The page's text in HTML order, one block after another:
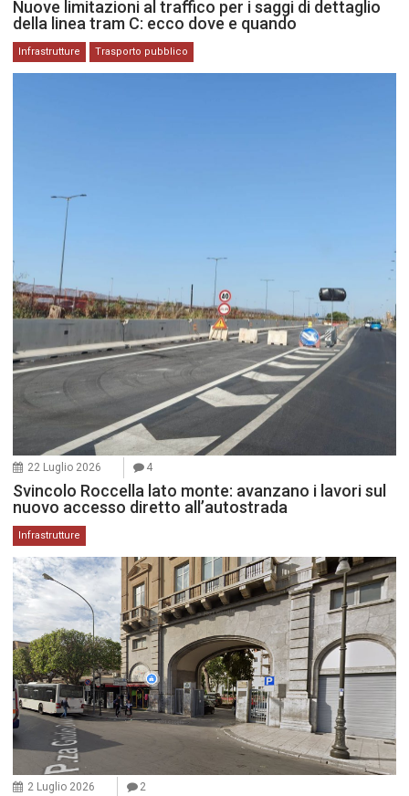
Nuove limitazioni al traffico per i saggi di dettaglio
della linea tram C: ecco dove e quando
Infrastrutture Trasporto pubblico
22 Luglio 2026 4
Svincolo Roccella lato monte: avanzano i lavori sul
nuovo accesso diretto all’autostrada
Infrastrutture
2 Luglio 2026 2